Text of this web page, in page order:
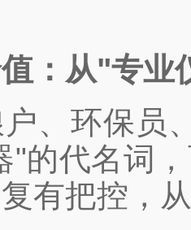
从"专业
环保员、
"的代名词
有把控，